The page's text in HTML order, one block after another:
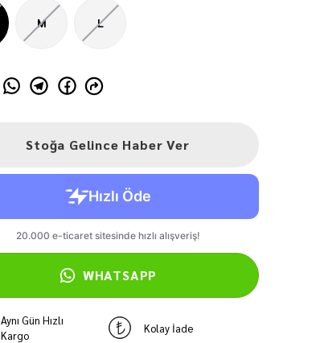
M L
Stoğa Gelince Haber Ver
WHATSAPP
Aynı Gün Hızlı
Kargo
Kolay İade